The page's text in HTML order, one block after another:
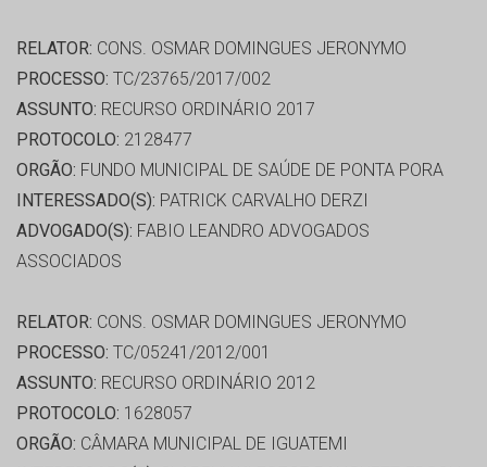
RELATOR: CONS. OSMAR DOMINGUES JERONYMO
PROCESSO: TC/23765/2017/002
ASSUNTO: RECURSO ORDINÁRIO 2017
PROTOCOLO: 2128477
ORGÃO: FUNDO MUNICIPAL DE SAÚDE DE PONTA PORA
INTERESSADO(S): PATRICK CARVALHO DERZI
ADVOGADO(S): FABIO LEANDRO ADVOGADOS
ASSOCIADOS
RELATOR: CONS. OSMAR DOMINGUES JERONYMO
PROCESSO: TC/05241/2012/001
ASSUNTO: RECURSO ORDINÁRIO 2012
PROTOCOLO: 1628057
ORGÃO: CÂMARA MUNICIPAL DE IGUATEMI